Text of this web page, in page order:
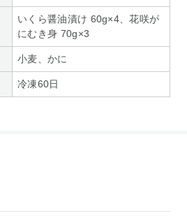
いくら醤油漬け 60g×4、花咲が
にむき身 70g×3
小麦、かに
冷凍60日